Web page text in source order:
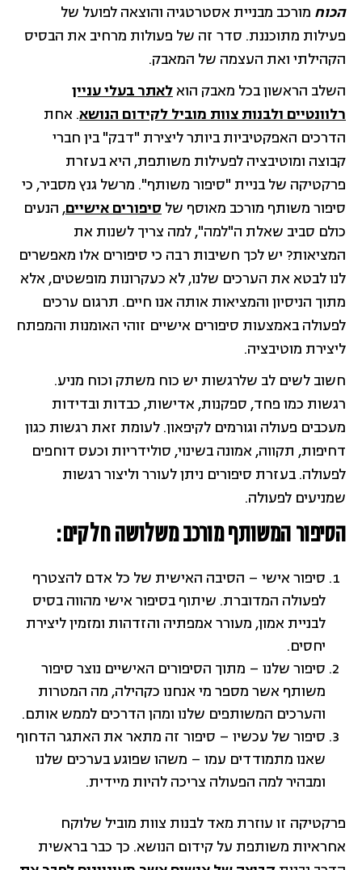
הכוח מורכב מבניית אסטרטגיה והוצאה לפועל של
פעילות מתוכננת. סדר זה של פעולות מרחיב את הבסיס
הקהילתי ואת העצמה של המאבק.
השלב הראשון בכל מאבק הואלאתר בעלי עניין
רלוונטיים ולבנות צוות מוביל לקידום הנושא. אחת
הדרכים האפקטיביות ביותר ליצירת "דבק" בין חברי
קבוצה ומוטיבציה לפעילות משותפת, היא בעזרת
פרקטיקה של בניית "סיפור משותף". מרשל גנץ מסביר, כי
סיפור משותף מורכב מאוסף של סיפורים אישיים, הנעים
כולם סביב שאלת ה"למה", למה צריך לשנות את
המציאות? יש לכך חשיבות רבה כי סיפורים אלו מאפשרים
לנו לבטא את הערכים שלנו, לא כעקרונות מופשטים, אלא
מתוך הניסיון והמציאות אותה אנו חיים. תרגום ערכים
לפעולה באמצעות סיפורים אישיים זוהי האומנות והמפתח
ליצירת מוטיבציה.
חשוב לשים לב שלרגשות יש כוח משתק וכוח מניע.
רגשות כמו פחד, ספקנות, אדישות, כבדות ובדידות
מעכבים פעולה וגורמים לקיפאון. לעומת זאת רגשות כגון
דחיפות, תקווה, אמונה בשינוי, סולידריות וכעס דוחפים
לפעולה. בעזרת סיפורים ניתן לעורר וליצור רגשות
שמניעים לפעולה.
הסיפור המשותף מורכב משלושה חלקים:
סיפור אישי – הסיבה האישית של כל אדם להצטרף
לפעולה המדוברת. שיתוף בסיפור אישי מהווה בסיס
לבניית אמון, מעורר אמפתיה והזדהות ומזמין ליצירת
יחסים.
סיפור שלנו – מתוך הסיפורים האישיים נוצר סיפור
משותף אשר מספר מי אנחנו כקהילה, מה המטרות
והערכים המשותפים שלנו ומהן הדרכים לממש אותם.
סיפור של עכשיו – סיפור זה מתאר את האתגר הדחוף
שאנו מתמודדים עמו – משהו שפוגע בערכים שלנו
ומבהיר למה הפעולה צריכה להיות מיידית.
פרקטיקה זו עוזרת מאד לבנות צוות מוביל שלוקח
אחראיות משותפת על קידום הנושא. כך כבר בראשית